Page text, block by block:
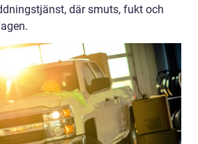
där smuts, fukt och